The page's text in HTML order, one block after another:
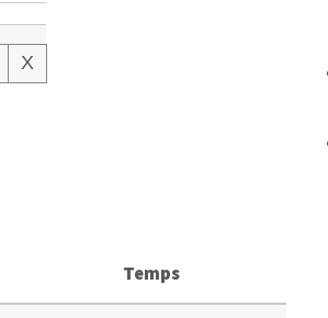
X
Temps